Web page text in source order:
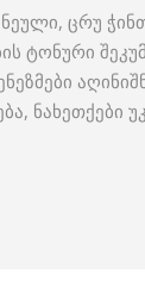
ცრუ
ტონური
ნახეთქები